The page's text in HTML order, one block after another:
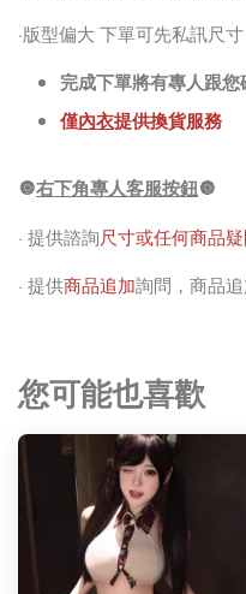
·版型偏大 下單可先私訊尺寸
完成下單將有專人跟您
僅內衣提供換貨服務
🔘右下角專人客服按鈕🔘
· 提供諮詢尺寸或任何商品
· 提供商品追加詢問，商品
您可能也喜歡